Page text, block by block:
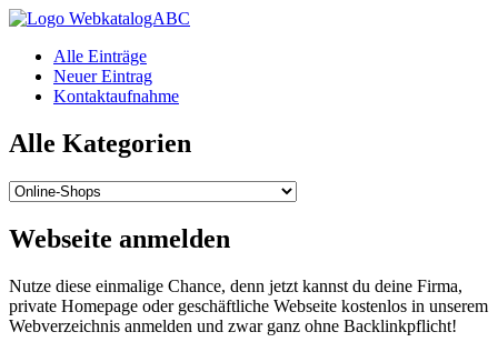
WebkatalogABC
Alle Einträge
Neuer Eintrag
Kontaktaufnahme
Alle Kategorien
Alle
Webseite anmelden
Nutze diese einmalige Chance, denn jetzt kannst du deine Firma,
private Homepage oder geschäftliche Webseite kostenlos in unserem
Webverzeichnis anmelden und zwar ganz ohne Backlinkpflicht!